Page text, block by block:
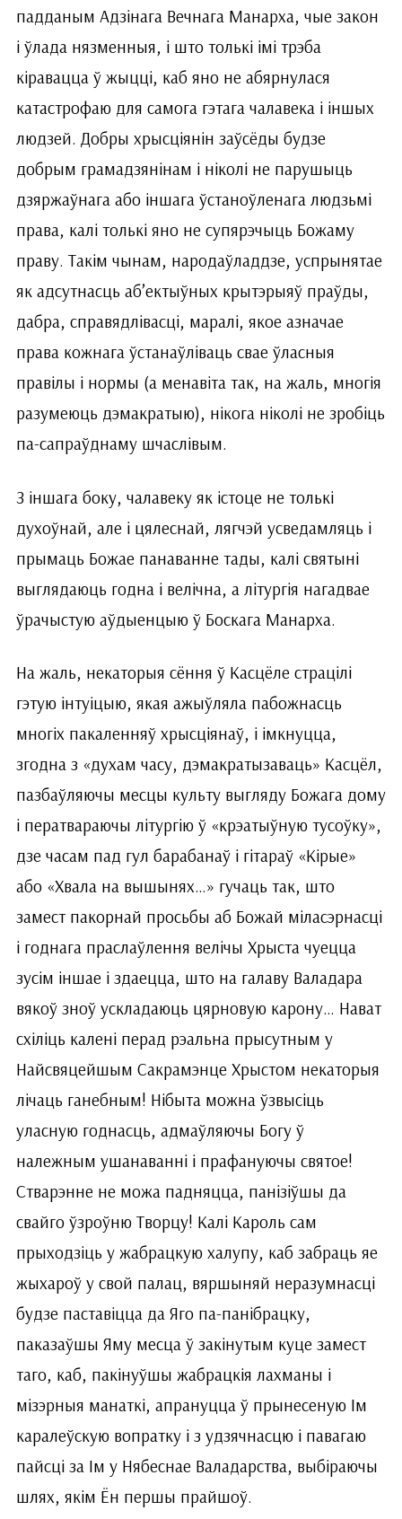
падданым Адзінага Вечнага Манарха, чые закон
і ўлада нязменныя, і што толькі імі трэба
кіравацца ў жыцці, каб яно не абярнулася
катастрофаю для самога гэтага чалавека і іншых
людзей. Добры хрысціянін заўсёды будзе
добрым грамадзянінам і ніколі не парушыць
дзяржаўнага або іншага ўстаноўленага людзьмі
права, калі толькі яно не супярэчыць Божаму
праву. Такім чынам, народаўладдзе, успрынятае
як адсутнасць аб’ектыўных крытэрыяў праўды,
дабра, справядлівасці, маралі, якое азначае
права кожнага ўстанаўліваць свае ўласныя
правілы і нормы (а менавіта так, на жаль, многія
разумеюць дэмакратыю), нікога ніколі не зробіць
па-сапраўднаму шчаслівым.
З іншага боку, чалавеку як істоце не толькі
духоўнай, але і цялеснай, лягчэй усведамляць і
прымаць Божае панаванне тады, калі святыні
выглядаюць годна і велічна, а літургія нагадвае
ўрачыстую аўдыенцыю ў Боскага Манарха.
На жаль, некаторыя сёння ў Касцёле страцілі
гэтую інтуіцыю, якая ажыўляла пабожнасць
многіх пакаленняў хрысціянаў, і імкнуцца,
згодна з «духам часу, дэмакратызаваць» Касцёл,
пазбаўляючы месцы культу выгляду Божага дому
і ператвараючы літургію ў «крэатыўную тусоўку»,
дзе часам пад гул барабанаў і гітараў «Кірые»
або «Хвала на вышынях…» гучаць так, што
замест пакорнай просьбы аб Божай міласэрнасці
і годнага праслаўлення велічы Хрыста чуецца
зусім іншае і здаецца, што на галаву Валадара
вякоў зноў ускладаюць цярновую карону… Нават
схіліць калені перад рэальна прысутным у
Найсвяцейшым Сакрамэнце Хрыстом некаторыя
лічаць ганебным! Нібыта можна ўзвысіць
уласную годнасць, адмаўляючы Богу ў
належным ушанаванні і прафануючы святое!
Стварэнне не можа падняцца, панізіўшы да
свайго ўзроўню Творцу! Калі Кароль сам
прыходзіць у жабрацкую халупу, каб забраць яе
жыхароў у свой палац, вяршыняй неразумнасці
будзе паставіцца да Яго па-панібрацку,
паказаўшы Яму месца ў закінутым куце замест
таго, каб, пакінуўшы жабрацкія лахманы і
мізэрныя манаткі, апрануцца ў прынесеную Ім
каралеўскую вопратку і з удзячнасцю і павагаю
пайсці за Ім у Нябеснае Валадарства, выбіраючы
шлях, якім Ён першы прайшоў.